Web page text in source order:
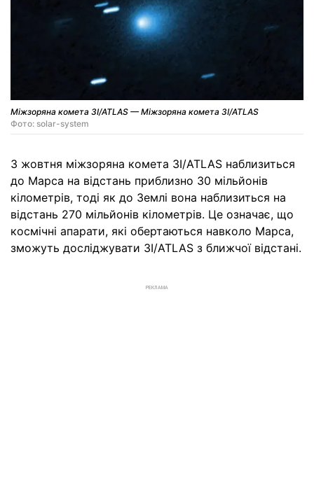
Міжзоряна комета 3I/ATLAS — Міжзоряна комета 3I/ATLAS
Фото: solar-system
3 жовтня міжзоряна комета 3I/ATLAS наблизиться
до Марса на відстань приблизно 30 мільйонів
кілометрів, тоді як до Землі вона наблизиться на
відстань 270 мільйонів кілометрів. Це означає, що
космічні апарати, які обертаються навколо Марса,
зможуть досліджувати 3I/ATLAS з ближчої відстані.
РЕКЛАМА